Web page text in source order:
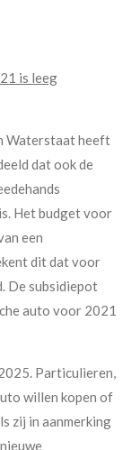
is leeg
Waterstaat heeft
dat ook de
Het budget voor
een
dit dat voor
De subsidiepot
auto voor 2021
Particulieren,
willen kopen of
zij in aanmerking